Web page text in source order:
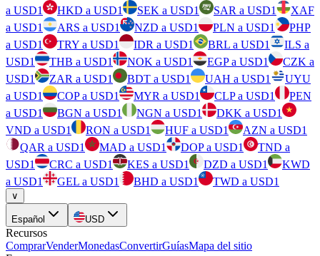
a USD1
HKD a USD1 SEK a USD1 SAR a USD1
XAF
a USD1
ARS a USD1 NZD a USD1 PLN a USD1
PHP
a USD1
TRY a USD1 IDR a USD1 BRL a USD1
ILS a
USD1
THB a USD1 NOK a USD1 EGP a USD1
CZK a
USD1
ZAR a USD1 BDT a USD1 UAH a USD1
UYU
a USD1
COP a USD1 MYR a USD1 CLP a USD1
PEN
a USD1
BGN a USD1 NGN a USD1
DKK a USD1
VND a USD1
RON a USD1 HUF a USD1
AZN a USD1
QAR a USD1
MAD a USD1 DOP a USD1
TND a
USD1
CRC a USD1 KES a USD1 DZD a USD1
KWD
a USD1
GEL a USD1 BHD a USD1 TWD a USD1
∨
Español USD
Recursos
ComprarVenderMonedasConvertirGuíasMapa del sitio